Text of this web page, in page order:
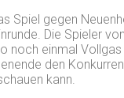
Spiel gegen
Die Spieler
noch einmal
den
kann.